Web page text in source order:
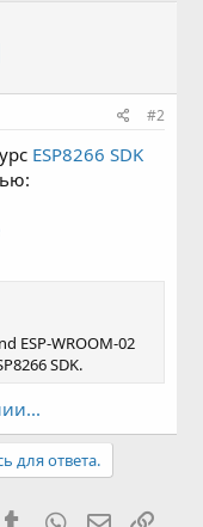
#2
ESP8266 SDK
ESP-WROOM-02
SDK.
для ответа.
TumblrWhatsApp